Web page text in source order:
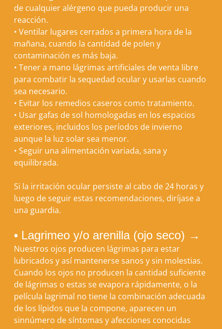
de cualquier alérgeno que pueda producir una
reacción.
• Ventilar lugares cerrados a primera hora de la
mañana, cuando la cantidad de polen y
contaminación es más baja.
• Tener a mano lágrimas artificiales de venta libre
para combatir la sequedad ocular y usarlas cuando
sea necesario.
• Evitar los remedios caseros como tratamiento.
• Usar gafas de sol homologadas en los espacios
exteriores, incluidos los períodos de invierno
aunque la luz solar sea menor.
• Seguir una alimentación variada, sana y
equilibrada.
Si la irritación ocular persiste al cabo de 24 horas y
luego de seguir estas recomendaciones, diríjase a
una guardia.
• Lagrimeo y/o arenilla (ojo seco) →
Nuestros ojos producen lágrimas para estar
lubricados y así mantenerse sanos y sin molestias.
Cuando los ojos no producen la cantidad suficiente
de lágrimas o estas se evapora rápidamente, o la
película lagrimal no tiene la combinación adecuada
de los lípidos que la compone, aparecen un
sinnúmero de síntomas y afecciones conocidas